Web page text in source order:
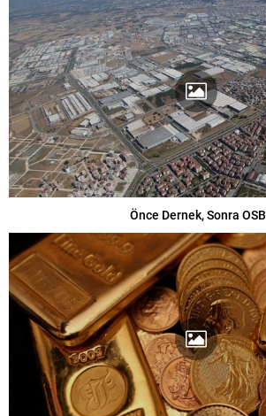
Önce Dernek, Sonra OSB